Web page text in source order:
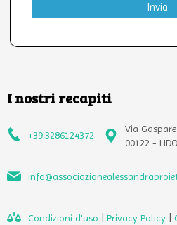
Invia
I nostri recapiti
+39.3286124372
Via
00122 -
Condizioni d'uso | Privacy Policy |